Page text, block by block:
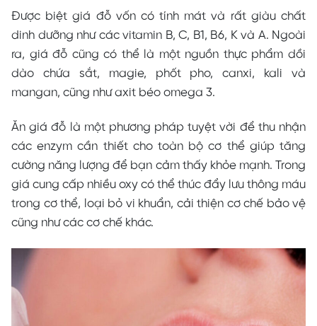
Được biệt giá đỗ vốn có tính mát và rất giàu chất
dinh dưỡng như các vitamin B, C, B1, B6, K và A. Ngoài
ra, giá đỗ cũng có thể là một nguồn thực phẩm dồi
dào chứa sắt, magie, phốt pho, canxi, kali và
mangan, cũng như axit béo omega 3.
Ăn giá đỗ là một phương pháp tuyệt vời để thu nhận
các enzym cần thiết cho toàn bộ cơ thể giúp tăng
cường năng lượng để bạn cảm thấy khỏe mạnh. Trong
giá cung cấp nhiều oxy có thể thúc đẩy lưu thông máu
trong cơ thể, loại bỏ vi khuẩn, cải thiện cơ chế bảo vệ
cũng như các cơ chế khác.